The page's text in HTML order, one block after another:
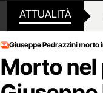
ATTUALITÀ
Giuseppe Pedrazzini morto
Morto nel